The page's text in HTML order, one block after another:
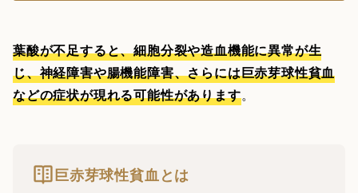
葉酸が不足すると、細胞分裂や造血機能に異常が生
じ、神経障害や腸機能障害、さらには巨赤芽球性貧血
などの症状が現れる可能性があります。
巨赤芽球性貧血とは